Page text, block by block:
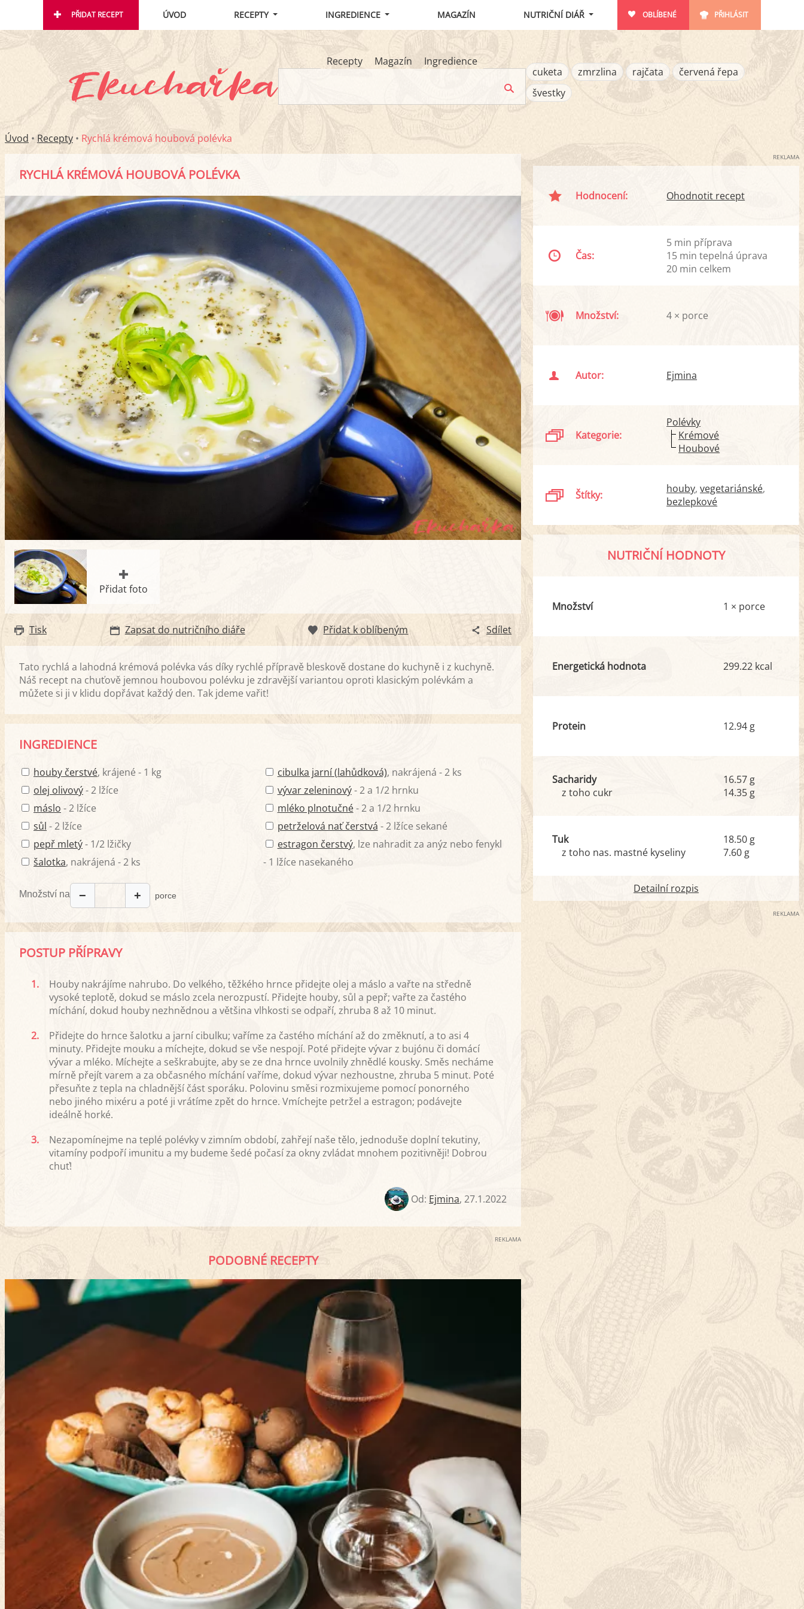
PŘIDAT RECEPT ÚVOD RECEPTY INGREDIENCE MAGAZÍN NUTRIČNÍ DIÁŘ OBLÍBENÉ PŘIHLÁSIT
Recepty Magazín
Ingredience
cuketa
zmrzlina rajčata
červená řepa
švestky
Úvod • Recepty • Rychlá krémová houbová polévka
RYCHLÁ KRÉMOVÁ HOUBOVÁ POLÉVKA
Přidat foto
Tisk Zapsat do nutričního diáře Přidat k oblíbeným Sdílet
Tato rychlá a lahodná krémová polévka vás díky rychlé přípravě bleskově dostane do kuchyně i z kuchyně.
Náš recept na chuťově jemnou houbovou polévku je zdravější variantou oproti klasickým polévkám a
můžete si ji v klidu dopřávat každý den. Tak jdeme vařit!
INGREDIENCE
houby čerstvé, krájené - 1 kg
olej olivový- 2 lžíce
máslo - 2 lžíce
sůl - 2 lžíce
pepř mletý- 1/2 lžičky
šalotka, nakrájená - 2 ks
cibulka jarní (lahůdková), nakrájená - 2 ks
vývar zeleninový- 2 a 1/2 hrnku
mléko plnotučné- 2 a 1/2 hrnku
petrželová nať čerstvá - 2 lžíce sekané
estragon čerstvý, lze nahradit za anýz nebo fenykl
- 1 lžíce nasekaného
Množství na − + porce
POSTUP PŘÍPRAVY
1.
Houby nakrájíme nahrubo. Do velkého, těžkého hrnce přidejte olej a máslo a vařte na středně
vysoké teplotě, dokud se máslo zcela nerozpustí. Přidejte houby, sůl a pepř; vařte za častého
míchání, dokud houby nezhnědnou a většina vlhkosti se odpaří, zhruba 8 až 10 minut.
2.
Přidejte do hrnce šalotku a jarní cibulku; vaříme za častého míchání až do změknutí, a to asi 4
minuty. Přidejte mouku a míchejte, dokud se vše nespojí. Poté přidejte vývar z bujónu či domácí
vývar a mléko. Míchejte a seškrabujte, aby se ze dna hrnce uvolnily zhnědlé kousky. Směs necháme
mírně přejít varem a za občasného míchání vaříme, dokud vývar nezhoustne, zhruba 5 minut. Poté
přesuňte z tepla na chladnější část sporáku. Polovinu směsi rozmixujeme pomocí ponorného
nebo jiného mixéru a poté ji vrátíme zpět do hrnce. Vmíchejte petržel a estragon; podávejte
ideálně horké.
3.
Nezapomínejme na teplé polévky v zimním období, zahřejí naše tělo, jednoduše doplní tekutiny,
vitamíny podpoří imunitu a my budeme šedé počasí za okny zvládat mnohem pozitivněji! Dobrou
chuť!
Od: Ejmina,27.1.2022
REKLAMA
PODOBNÉ RECEPTY
REKLAMA
Hodnocení: Ohodnotit recept
Čas:
5 min příprava
15 min tepelná úprava
20 min celkem
Množství: 4 × porce
Autor: Ejmina
Kategorie:
Polévky
Krémové
Houbové
Štítky: houby vegetariánské
bezlepkové
NUTRIČNÍ HODNOTY
Množství 1 × porce
Energetická hodnota 299.22 kcal
Protein 12.94 g
Sacharidy
z toho cukr
16.57 g
14.35 g
Tuk
z toho nas. mastné kyseliny
18.50 g
7.60 g
Detailní rozpis
REKLAMA